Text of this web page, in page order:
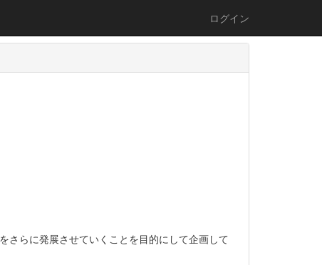
ログイン
さらに発展させていくことを目的にして企画して